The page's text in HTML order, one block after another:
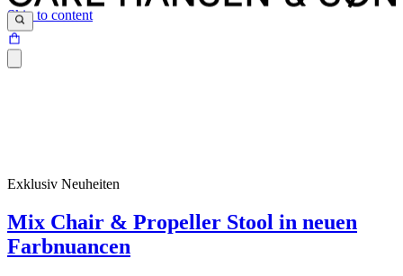
Skip to content
Exklusiv Neuheiten
Mix Chair & Propeller Stool in neuen
Farbnuancen